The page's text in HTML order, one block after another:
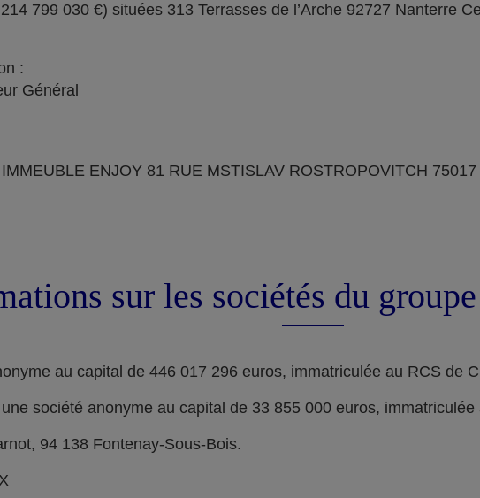
799 030 €) situées 313 Terrasses de l’Arche 92727 Nanterre
:
Général
ENJOY 81 RUE MSTISLAV ROSTROPOVITCH
sur les sociétés du
au capital de 446 017 296 euros, immatriculée au RCS de
société anonyme au capital de 33 855 000 euros,
94 138 Fontenay-Sous-Bois.